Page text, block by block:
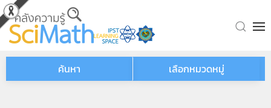
Skip to main content
ค้นหา เลือกหมวดหมู่